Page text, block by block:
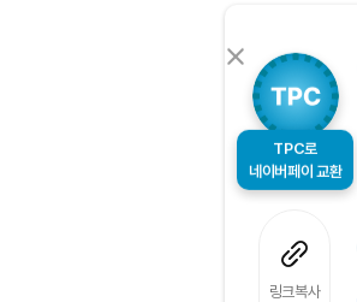
TPC로
네이버페이 교환
링크복사